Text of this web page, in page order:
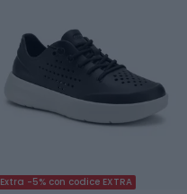
Extra -5% con codice EXTRA